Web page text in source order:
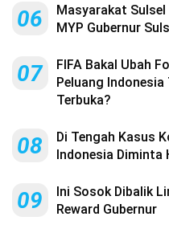
06
Masyarakat
MYP Gubernur
07
FIFA Bakal Ubah
Peluang
Terbuka?
08
Di Tengah Kasus
Indonesia Diminta
09
Ini Sosok Dibalik
Reward Gubernur